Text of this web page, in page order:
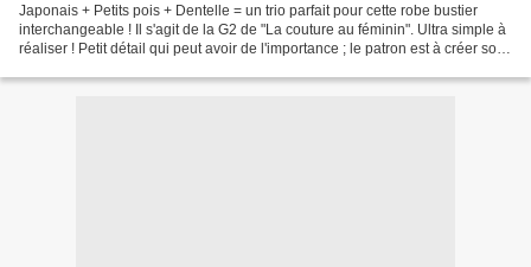
Japonais + Petits pois + Dentelle = un trio parfait pour cette robe bustier
interchangeable ! Il s'agit de la G2 de "La couture au féminin". Ultra simple à
réaliser ! Petit détail qui peut avoir de l'importance ; le patron est à créer soi